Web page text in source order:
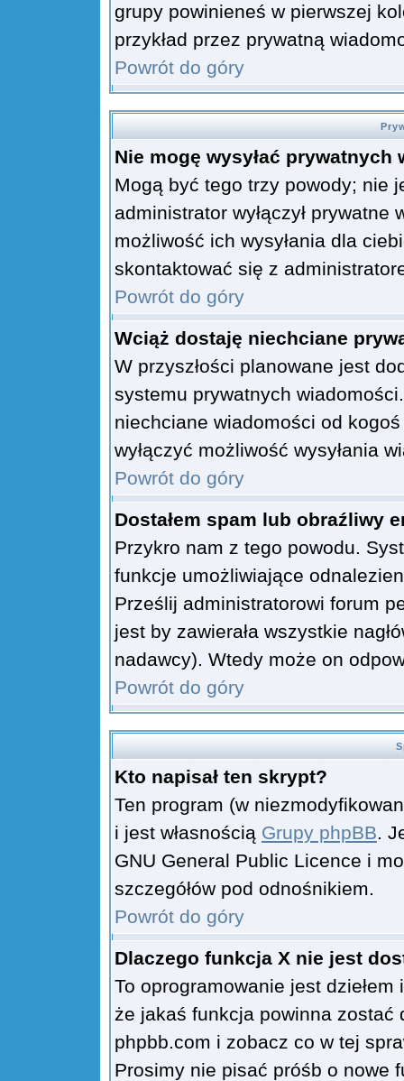
grupy powinieneś w pierwszej
przykład przez prywatną
Powrót do góry
Nie mogę wysyłać prywatnych
Mogą być tego trzy powody; nie
administrator wyłączył prywatne
możliwość ich wysyłania dla
skontaktować się z
Powrót do góry
Wciąż dostaję niechciane
W przyszłości planowane jest
systemu prywatnych
niechciane wiadomości od
wyłączyć możliwość wysyłania
Powrót do góry
Dostałem spam lub obraźliwy
Przykro nam z tego powodu.
funkcje umożliwiające
Prześlij administratorowi forum
jest by zawierała wszystkie
nadawcy). Wtedy może on
Powrót do góry
Kto napisał ten skrypt?
Ten program (w
i jest własnością Grupy phpBB.
GNU General Public Licence i
szczegółów pod odnośnikiem.
Powrót do góry
Dlaczego funkcja X nie jest
To oprogramowanie jest
że jakaś funkcja powinna zostać
phpbb.com i zobacz co w tej
Prosimy nie pisać próśb o nowe